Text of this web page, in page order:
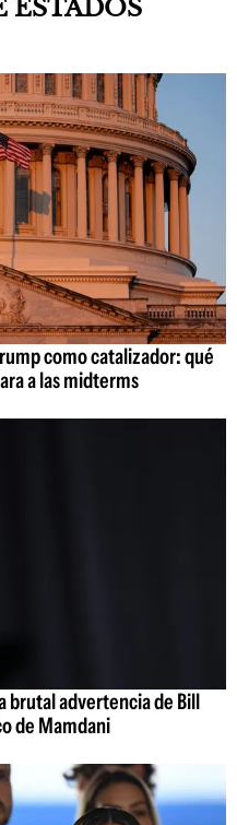
ESTADOS
como catalizador: qué
a las midterms
brutal advertencia de Bill
de Mamdani